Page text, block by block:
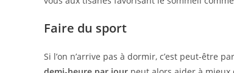
Faire du sport
Si l’on n’arrive pas à dormir, c’est peut-être